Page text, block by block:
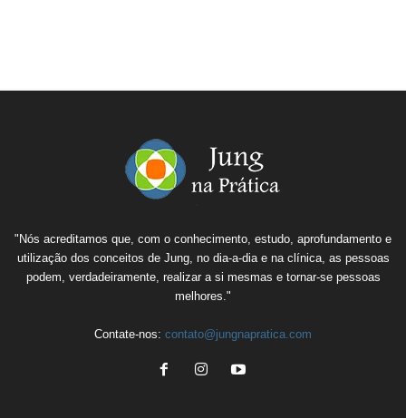
"Nós acreditamos que, com o conhecimento, estudo, aprofundamento e
utilização dos conceitos de Jung, no dia-a-dia e na clínica, as pessoas
podem, verdadeiramente, realizar a si mesmas e tornar-se pessoas
melhores."
Contate-nos: contato@jungnapratica.com